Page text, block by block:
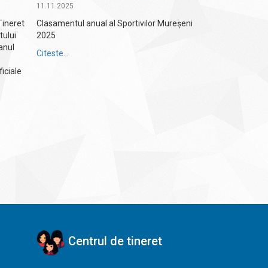
11.11.2025
Clasamentul anual al Sportivilor Mureșeni
2025
Citeste...
Centrul de tineret